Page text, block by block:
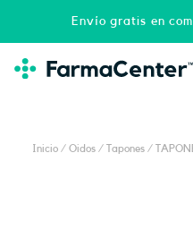
Envío gratis en
Inicio / Oidos / Tapones /